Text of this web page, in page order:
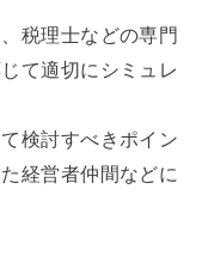
税理士などの専門
て適切にシミュレ
検討すべきポイン
経営者仲間などに